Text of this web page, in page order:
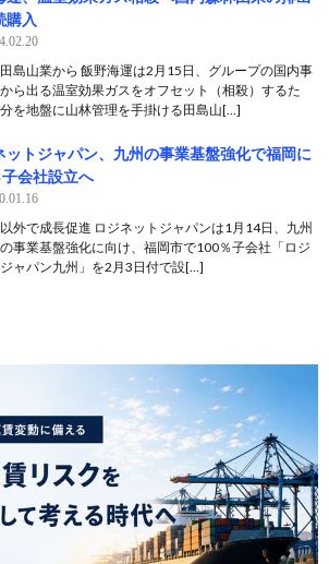
購入
島山業から 飯野海運は2月15日、グループの国内事
ら出る温室効果ガスをオフセット（相殺）するた
を地盤に山林管理を手掛ける田島山[…]
ットジャパン、九州の事業基盤強化で福岡に
会社設立へ
外で成長促進 ロジネットジャパンは1月14日、九州
事業基盤強化に向け、福岡市で100％子会社「ロジ
ャパン九州」を2月3日付で設[…]